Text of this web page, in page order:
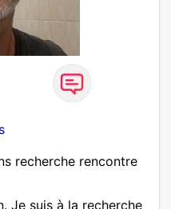
recherche rencontre
Je suis à la recherche